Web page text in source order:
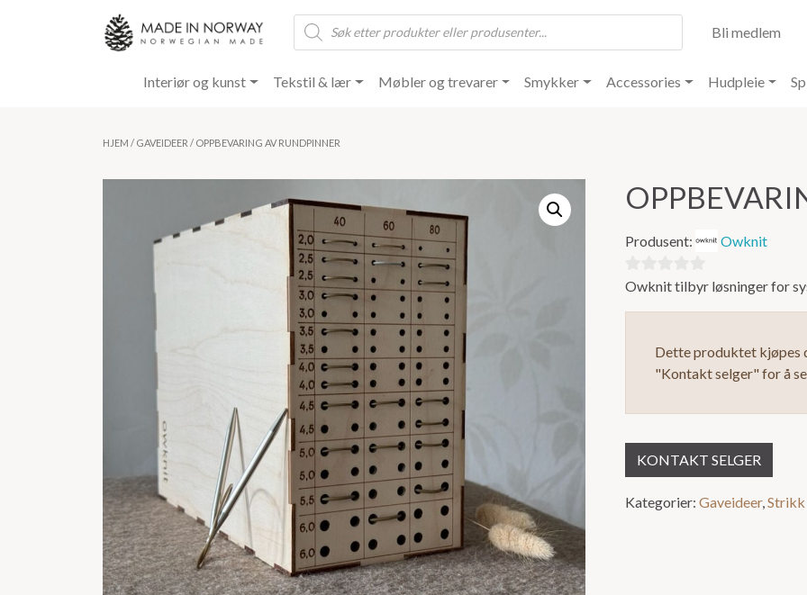
Products
search
Bli medlem
Interiør og kunst Tekstil & lær Møbler og trevarer Smykker Accessories Hudpleie
HJEM / GAVEIDEER / OPPBEVARING AV RUNDPINNER
Produsent: Owknit
0
Owknit tilbyr løsninger for
Dette produktet kjøpes
"Kontakt selger" for å
KONTAKT SELGER
Kategorier:Gaveideer,Strikk